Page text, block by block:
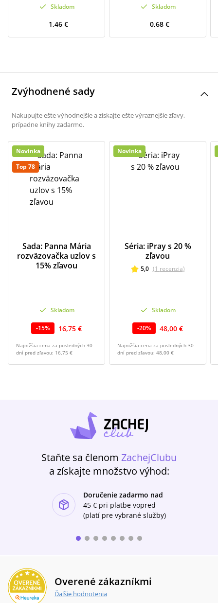
Skladom
1,46 €
Skladom
0,68 €
Zvýhodnené sady
Nakupujte ešte výhodnejšie a získajte ešte výraznejšie zľavy,
prípadne knihy zadarmo.
Novinka
Top 78
Sada: Panna Mária
rozväzovačka uzlov s
15% zľavou
Skladom
-15% 16,75 €
Najnižšia cena za posledných 30
dní pred zľavou: 16,75 €
Novinka
Séria: iPray s 20 %
zľavou
5,0 (1 recenzia)
Skladom
-20% 48,00 €
Najnižšia cena za posledných 30
dní pred zľavou: 48,00 €
Staňte sa členom ZachejClubu
a získajte množstvo výhod:
Doručenie zadarmo nad
45 € pri platbe vopred
(platí pre vybrané služby)
Overené zákazníkmi
Ďalšie hodnotenia